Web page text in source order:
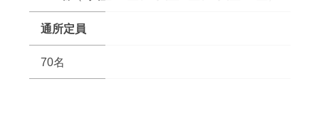
通所定員
70名